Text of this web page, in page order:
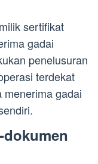
sertifikat
gadai
penelusuran
terdekat
menerima gadai